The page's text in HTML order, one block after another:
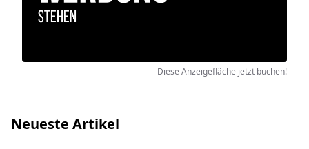
Diese Anzeigefläche jetzt buchen!
Neueste Artikel